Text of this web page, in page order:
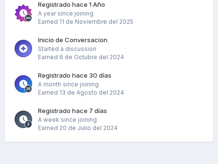
Registrado hace 1 Año
A year since joining
Earned 11 de Noviembre del 2025
Inicio de Conversacion
Started a discussion
Earned 6 de Octubre del 2024
Registrado hace 30 días
A month since joining
Earned 13 de Agosto del 2024
Registrado hace 7 días
A week since joining
Earned 20 de Julio del 2024